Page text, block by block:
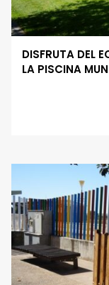
DISFRUTA DEL
LA PISCINA